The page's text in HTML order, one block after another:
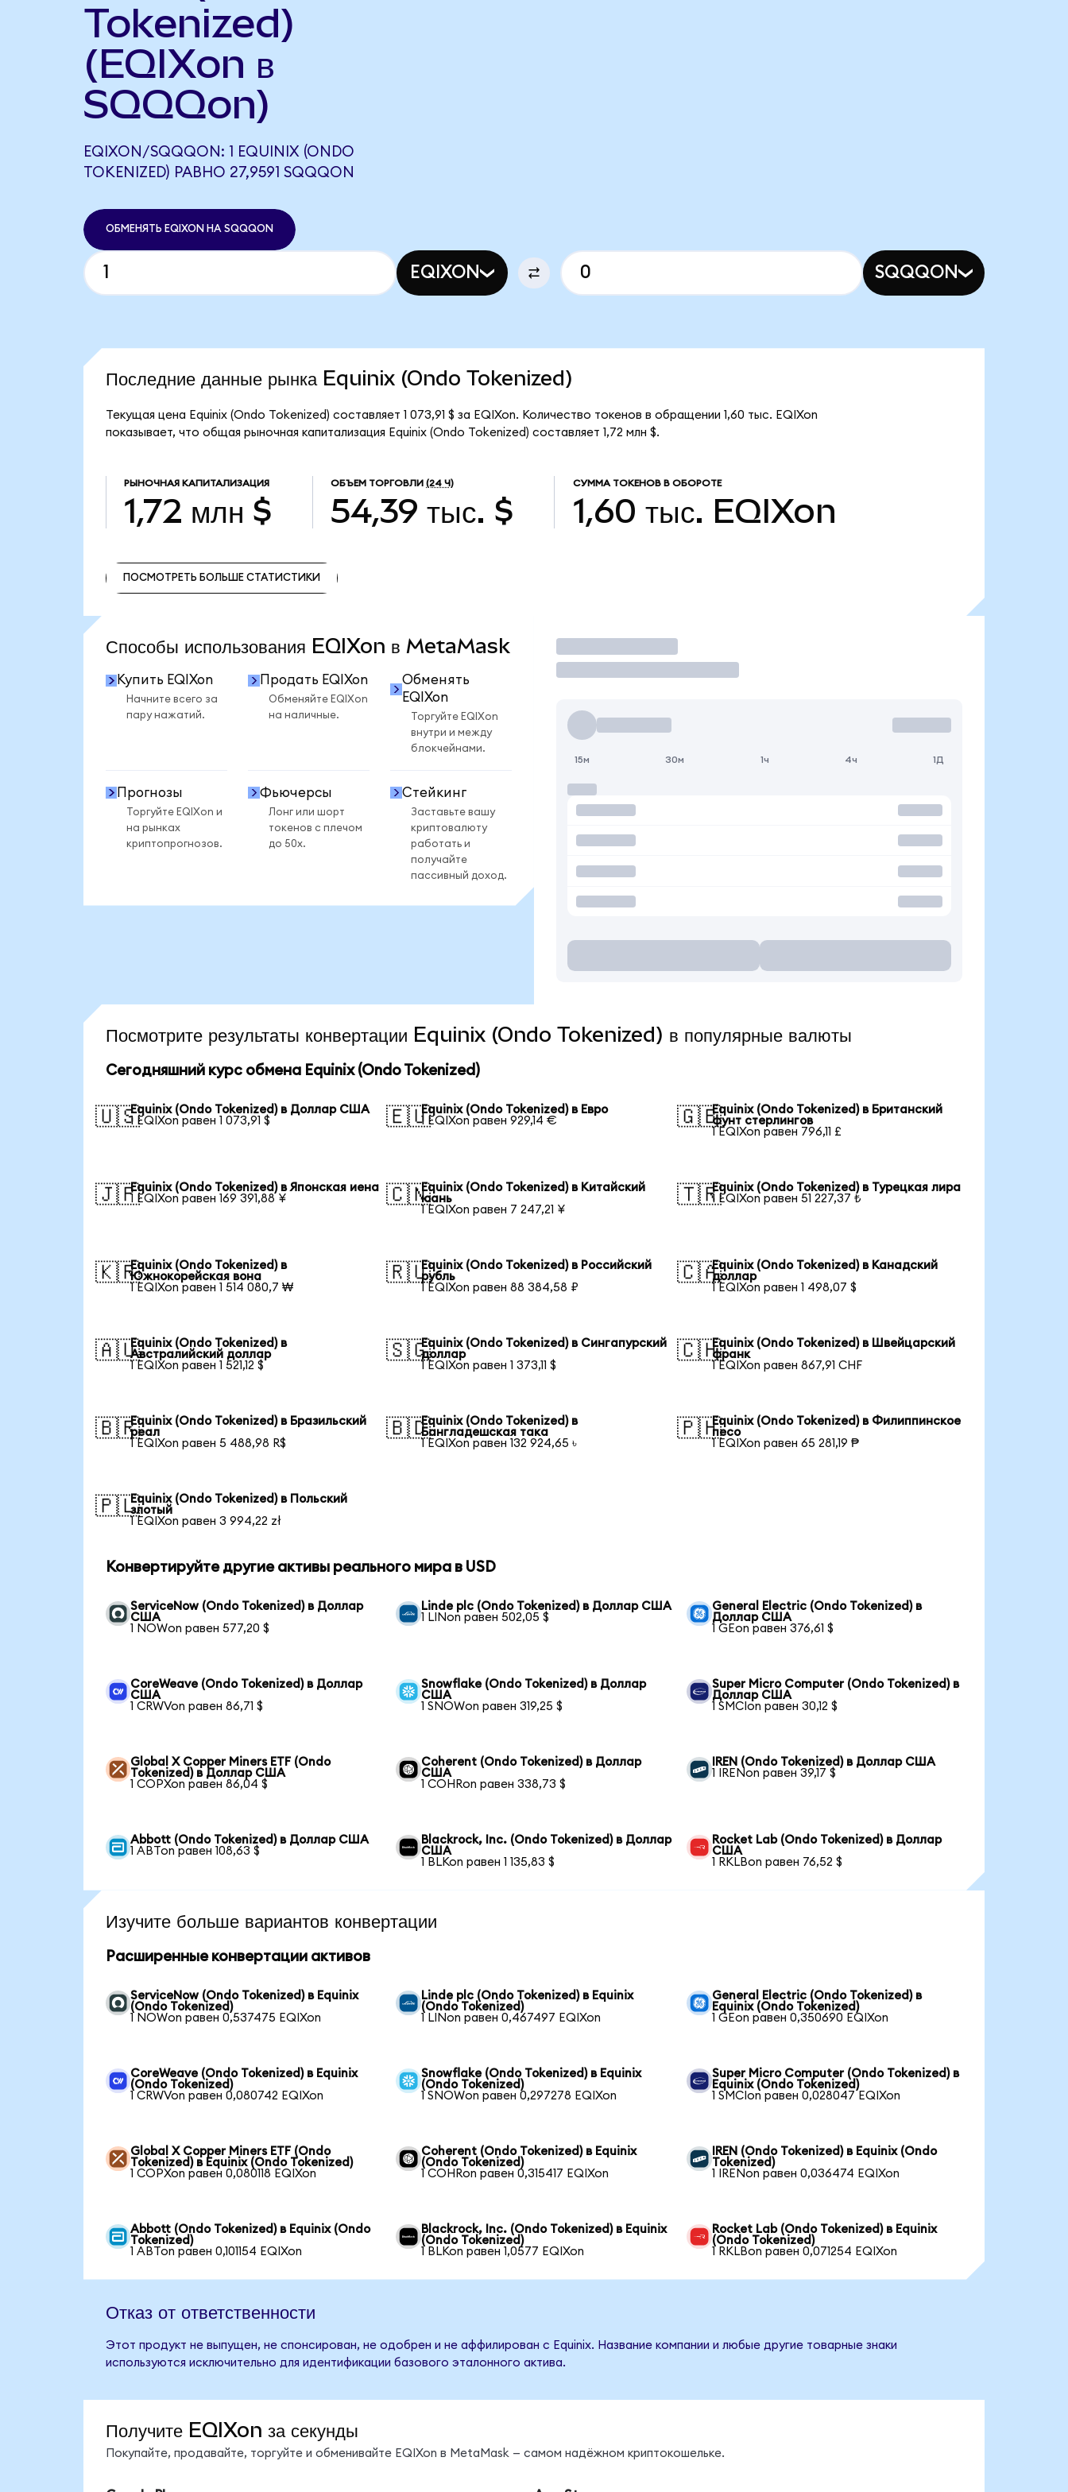
Tokenized)
(EQIXon в
SQQQon)
EQIXON/SQQQON: 1 EQUINIX (ONDO
TOKENIZED) РАВНО 27,9591 SQQQON
ОБМЕНЯТЬ EQIXON НА SQQQON
EQIXON SQQQON
Последние данные рынка Equinix (Ondo Tokenized)
Текущая цена Equinix (Ondo Tokenized) составляет 1 073,91 $ за EQIXon. Количество токенов в обращении 1,60 тыс. EQIXon
показывает, что общая рыночная капитализация Equinix (Ondo Tokenized) составляет 1,72 млн $.
РЫНОЧНАЯ КАПИТАЛИЗАЦИЯ
1,72 млн $
ОБЪЕМ ТОРГОВЛИ (24 Ч)
54,39 тыс. $
СУММА ТОКЕНОВ В ОБОРОТЕ
1,60 тыс. EQIXon
ПОСМОТРЕТЬ БОЛЬШЕ СТАТИСТИКИ
Способы использования EQIXon в MetaMask
Купить EQIXon
Начните всего за
пару нажатий.
Продать EQIXon
Обменяйте EQIXon
на наличные.
Обменять
EQIXon
Торгуйте EQIXon
внутри и между
блокчейнами.
Прогнозы
Торгуйте EQIXon и
на рынках
криптопрогнозов.
Фьючерсы
Лонг или шорт
токенов с плечом
до 50x.
Стейкинг
Заставьте вашу
криптовалюту
работать и
получайте
пассивный доход.
Торговать
15м 30м 1ч 4ч 1Д
Посмотрите результаты конвертации Equinix (Ondo Tokenized) в популярные валюты
Сегодняшний курс обмена Equinix (Ondo Tokenized)
🇺🇸Equinix (Ondo Tokenized) в Доллар США
1 EQIXon равен 1 073,91 $
🇪🇺Equinix (Ondo Tokenized) в Евро
1 EQIXon равен 929,14 €
🇬🇧Equinix (Ondo Tokenized) в Британский
фунт стерлингов
1 EQIXon равен 796,11 £
🇯🇵Equinix (Ondo Tokenized) в Японская иена
1 EQIXon равен 169 391,88 ¥
🇨🇳Equinix (Ondo Tokenized) в Китайский
юань
1 EQIXon равен 7 247,21 ¥
🇹🇷Equinix (Ondo Tokenized) в Турецкая лира
1 EQIXon равен 51 227,37 ₺
🇰🇷Equinix (Ondo Tokenized) в
Южнокорейская вона
1 EQIXon равен 1 514 080,7 ₩
🇷🇺Equinix (Ondo Tokenized) в Российский
рубль
1 EQIXon равен 88 384,58 ₽
🇨🇦Equinix (Ondo Tokenized) в Канадский
доллар
1 EQIXon равен 1 498,07 $
🇦🇺Equinix (Ondo Tokenized) в
Австралийский доллар
1 EQIXon равен 1 521,12 $
🇸🇬Equinix (Ondo Tokenized) в Сингапурский
доллар
1 EQIXon равен 1 373,11 $
🇨🇭Equinix (Ondo Tokenized) в Швейцарский
франк
1 EQIXon равен 867,91 CHF
🇧🇷Equinix (Ondo Tokenized) в Бразильский
реал
1 EQIXon равен 5 488,98 R$
🇧🇩Equinix (Ondo Tokenized) в
Бангладешская така
1 EQIXon равен 132 924,65 ৳
🇵🇭Equinix (Ondo Tokenized) в Филиппинское
песо
1 EQIXon равен 65 281,19 ₱
🇵🇱Equinix (Ondo Tokenized) в Польский
злотый
1 EQIXon равен 3 994,22 zł
Конвертируйте другие активы реального мира в USD
ServiceNow (Ondo Tokenized) в Доллар
США
1 NOWon равен 577,20 $
Linde plc (Ondo Tokenized) в Доллар США
1 LINon равен 502,05 $
General Electric (Ondo Tokenized) в
Доллар США
1 GEon равен 376,61 $
CoreWeave (Ondo Tokenized) в Доллар
США
1 CRWVon равен 86,71 $
Snowflake (Ondo Tokenized) в Доллар
США
1 SNOWon равен 319,25 $
Super Micro Computer (Ondo Tokenized) в
Доллар США
1 SMCIon равен 30,12 $
Global X Copper Miners ETF (Ondo
Tokenized) в Доллар США
1 COPXon равен 86,04 $
Coherent (Ondo Tokenized) в Доллар
США
1 COHRon равен 338,73 $
IREN (Ondo Tokenized) в Доллар США
1 IRENon равен 39,17 $
Abbott (Ondo Tokenized) в Доллар США
1 ABTon равен 108,63 $
Blackrock, Inc. (Ondo Tokenized) в Доллар
США
1 BLKon равен 1 135,83 $
Rocket Lab (Ondo Tokenized) в Доллар
США
1 RKLBon равен 76,52 $
Изучите больше вариантов конвертации
Расширенные конвертации активов
ServiceNow (Ondo Tokenized) в Equinix
(Ondo Tokenized)
1 NOWon равен 0,537475 EQIXon
Linde plc (Ondo Tokenized) в Equinix
(Ondo Tokenized)
1 LINon равен 0,467497 EQIXon
General Electric (Ondo Tokenized) в
Equinix (Ondo Tokenized)
1 GEon равен 0,350690 EQIXon
CoreWeave (Ondo Tokenized) в Equinix
(Ondo Tokenized)
1 CRWVon равен 0,080742 EQIXon
Snowflake (Ondo Tokenized) в Equinix
(Ondo Tokenized)
1 SNOWon равен 0,297278 EQIXon
Super Micro Computer (Ondo Tokenized) в
Equinix (Ondo Tokenized)
1 SMCIon равен 0,028047 EQIXon
Global X Copper Miners ETF (Ondo
Tokenized) в Equinix (Ondo Tokenized)
1 COPXon равен 0,080118 EQIXon
Coherent (Ondo Tokenized) в Equinix
(Ondo Tokenized)
1 COHRon равен 0,315417 EQIXon
IREN (Ondo Tokenized) в Equinix (Ondo
Tokenized)
1 IRENon равен 0,036474 EQIXon
Abbott (Ondo Tokenized) в Equinix (Ondo
Tokenized)
1 ABTon равен 0,101154 EQIXon
Blackrock, Inc. (Ondo Tokenized) в Equinix
(Ondo Tokenized)
1 BLKon равен 1,0577 EQIXon
Rocket Lab (Ondo Tokenized) в Equinix
(Ondo Tokenized)
1 RKLBon равен 0,071254 EQIXon
Отказ от ответственности
Этот продукт не выпущен, не спонсирован, не одобрен и не аффилирован с Equinix. Название компании и любые другие товарные знаки
используются исключительно для идентификации базового эталонного актива.
Получите EQIXon за секунды
Покупайте, продавайте, торгуйте и обменивайте EQIXon в MetaMask — самом надёжном криптокошельке.